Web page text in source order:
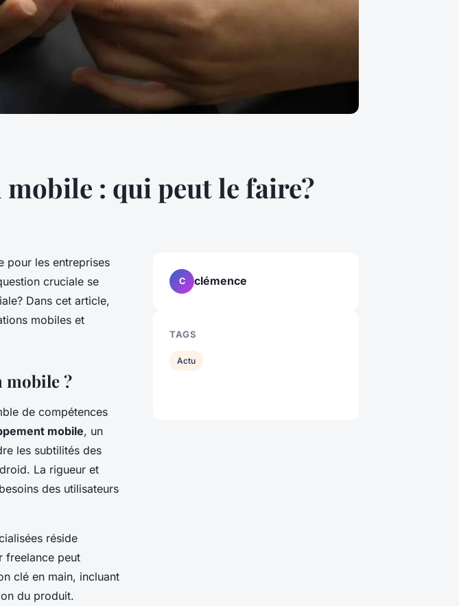
: qui peut le faire?
pour les entreprises
cruciale se
Dans cet article,
mobiles et
mobile ?
de compétences
mobile, un
les subtilités des
La rigueur et
des utilisateurs
réside
freelance peut
clé en main, incluant
du produit.
C clémence
TAGS
Actu